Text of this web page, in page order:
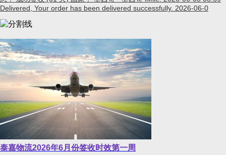
Delivered, Your order has been delivered successfully. 2026-06-0
泰嘉物流2026年6月份签收时效第一周